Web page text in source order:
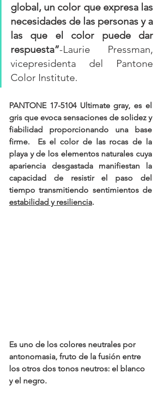
global, un color que expresa las
necesidades de las personas y a
las que el color puede dar
respuesta”-Laurie Pressman,
vicepresidenta del Pantone
Color Institute.
PANTONE 17-5104 Ultimate gray, es el
gris que evoca sensaciones de solidez y
fiabilidad proporcionando una base
firme.  Es el color de las rocas de la
playa y de los elementos naturales cuya
apariencia desgastada manifiestan la
capacidad de resistir el paso del
estabilidad y resiliencia.
Es uno de los colores neutrales por
antonomasia, fruto de la fusión entre
los otros dos tonos neutros: el blanco
y el negro.